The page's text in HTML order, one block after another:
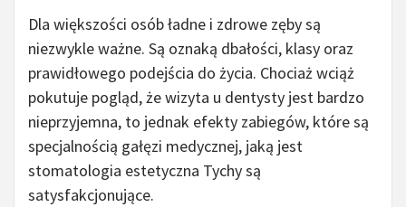
Dla większości osób ładne i zdrowe zęby są
niezwykle ważne. Są oznaką dbałości, klasy oraz
prawidłowego podejścia do życia. Chociaż wciąż
pokutuje pogląd, że wizyta u dentysty jest bardzo
nieprzyjemna, to jednak efekty zabiegów, które są
specjalnością gałęzi medycznej, jaką jest
stomatologia estetyczna Tychy są
satysfakcjonujące.